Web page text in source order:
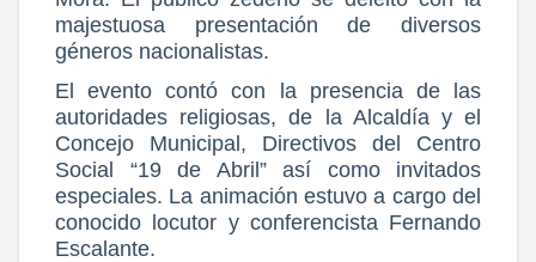
majestuosa presentación de diversos
géneros nacionalistas.
El evento contó con la presencia de las
autoridades religiosas, de la Alcaldía y el
Concejo Municipal, Directivos del Centro
Social “19 de Abril” así como invitados
especiales. La animación estuvo a cargo del
conocido locutor y conferencista Fernando
Escalante.